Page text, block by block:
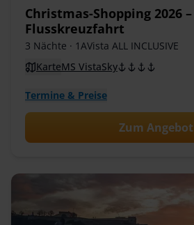
Christmas-Shopping 2026 –
Flusskreuzfahrt
3 Nächte · 1AVista ALL INCLUSIVE
KarteMS VistaSky
Termine & Preise
Zum Angebot